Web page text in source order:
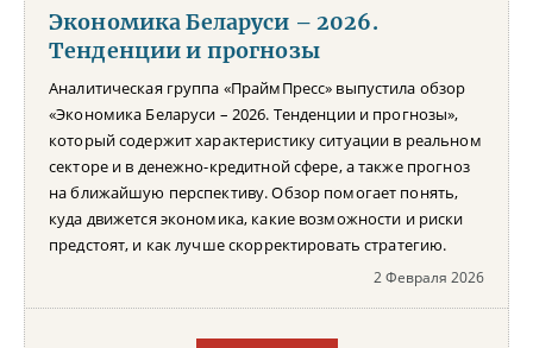
Экономика Беларуси – 2026.
Тенденции и прогнозы
Аналитическая группа «ПраймПресс» выпустила обзор
«Экономика Беларуси – 2026. Тенденции и прогнозы»,
который содержит характеристику ситуации в реальном
секторе и в денежно-кредитной сфере, а также прогноз
на ближайшую перспективу. Обзор помогает понять,
куда движется экономика, какие возможности и риски
предстоят, и как лучше скорректировать стратегию.
2 Февраля 2026